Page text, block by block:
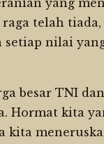
yang
telah tiada,
nilai
besar TNI
Hormat kita
kita